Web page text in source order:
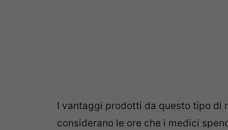
I vantaggi prodotti da questo tipo di
considerano le ore che i medici